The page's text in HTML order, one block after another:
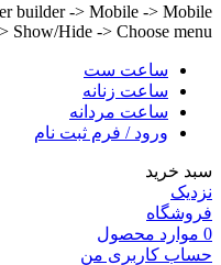
builder -> Mobile -> Mobile
Show/Hide -> Choose menu
ساعت ست
ساعت زنانه
ساعت مردانه
ورود / فرم ثبت نام
سبد خرید
نزدیک
فروشگاه
0 موارد محصول
حساب کاربری من